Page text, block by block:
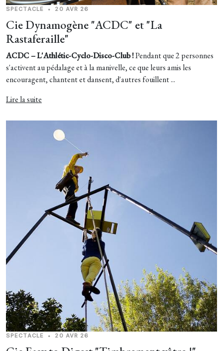
SPECTACLE • 20 AVR 26
Cie Dynamogène "ACDC" et "La
Rastaferaille"
ACDC – L'Athlétic-Cyclo-Disco-Club !Pendant que 2 personnes
s'activent au pédalage et à la manivelle, ce que leurs amis les
encouragent, chantent et dansent, d'autres fouillent ...
Lire la suite
SPECTACLE • 20 AVR 26